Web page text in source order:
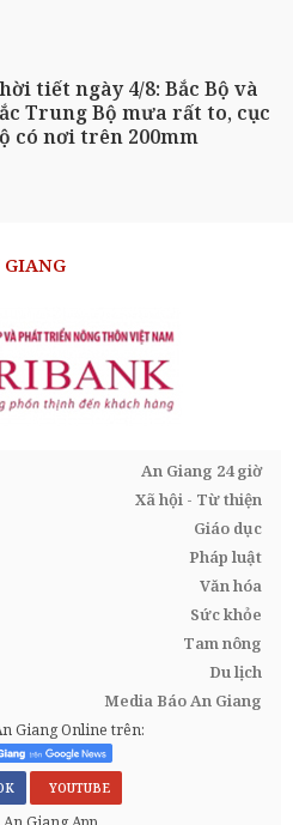
tiết ngày 4/8: Bắc Bộ và
Trung Bộ mưa rất to, cục
có nơi trên 200mm
An Giang 24 giờ
Xã hội - Từ thiện
Giáo dục
Pháp luật
Văn hóa
Sức khỏe
Tam nông
Du lịch
Media Báo An Giang
Giang Online trên:
YOUTUBE